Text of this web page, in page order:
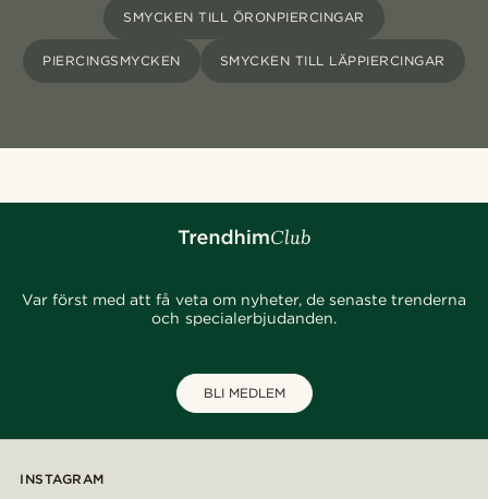
SMYCKEN TILL ÖRONPIERCINGAR
PIERCINGSMYCKEN SMYCKEN TILL LÄPPIERCINGAR
Var först med att få veta om nyheter, de senaste trenderna
och specialerbjudanden.
BLI MEDLEM
INSTAGRAM